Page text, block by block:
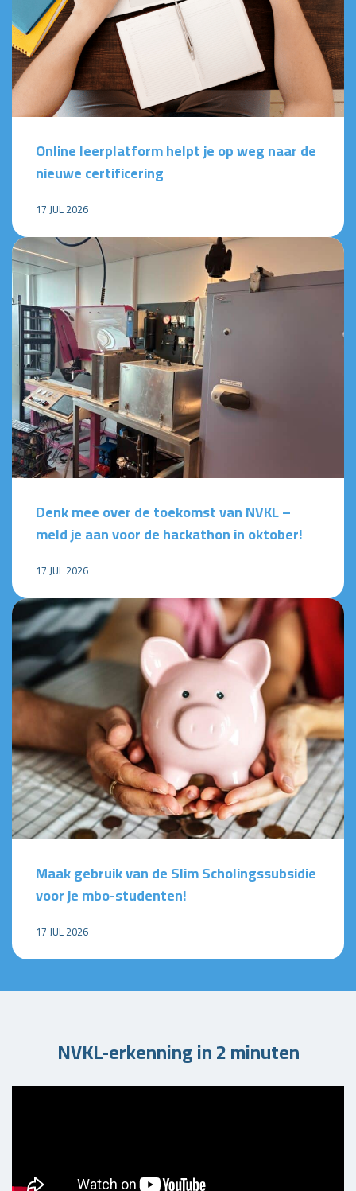
Online leerplatform helpt je op weg naar de
nieuwe certificering
17 JUL 2026
Denk mee over de toekomst van NVKL –
meld je aan voor de hackathon in oktober!
17 JUL 2026
Maak gebruik van de Slim Scholingssubsidie
voor je mbo-studenten!
17 JUL 2026
NVKL-erkenning in 2 minuten